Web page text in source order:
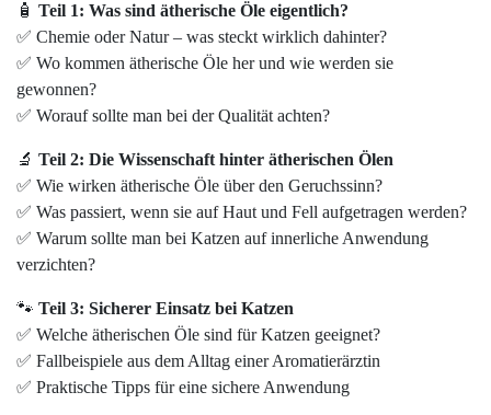
🧴 Teil 1: Was sind ätherische Öle eigentlich?
✅ Chemie oder Natur – was steckt wirklich dahinter?
✅ Wo kommen ätherische Öle her und wie werden sie
gewonnen?
✅ Worauf sollte man bei der Qualität achten?
🔬 Teil 2: Die Wissenschaft hinter ätherischen Ölen
✅ Wie wirken ätherische Öle über den Geruchssinn?
✅ Was passiert, wenn sie auf Haut und Fell aufgetragen werden?
✅ Warum sollte man bei Katzen auf innerliche Anwendung
verzichten?
🐾 Teil 3: Sicherer Einsatz bei Katzen
✅ Welche ätherischen Öle sind für Katzen geeignet?
✅ Fallbeispiele aus dem Alltag einer Aromatierärztin
✅ Praktische Tipps für eine sichere Anwendung